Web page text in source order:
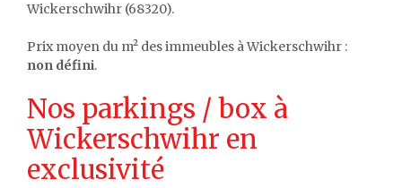
Wickerschwihr (68320).
Prix moyen du m² des immeubles à Wickerschwihr :
non défini.
Nos parkings / box à
Wickerschwihr en
exclusivité